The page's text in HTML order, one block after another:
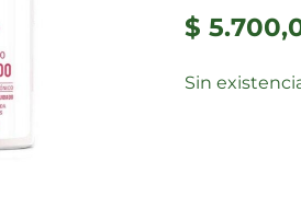
$
Sin